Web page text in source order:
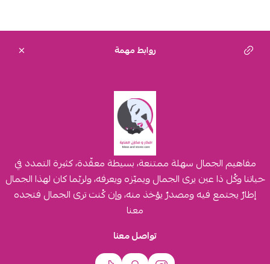
روابط مهمة
مفاهيم الجمال سهلة ممتنعة، بسيطة معقّدة، كثيرة التمدد في
حياتنا وكُل ذا عين يرى الجمال ويميّزه ويعرفه، ولربّما كان لهذا الجمال
إطارٌ يجتمع فيه ومصدرٌ يؤخذ منه، وإن كُنت ترى الجمال فتجده
معنا
تواصل معنا